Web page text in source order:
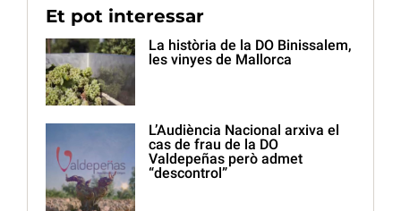
Et pot interessar
La història de la DO Binissalem,
les vinyes de Mallorca
L’Audiència Nacional arxiva el
cas de frau de la DO
Valdepeñas però admet
“descontrol”